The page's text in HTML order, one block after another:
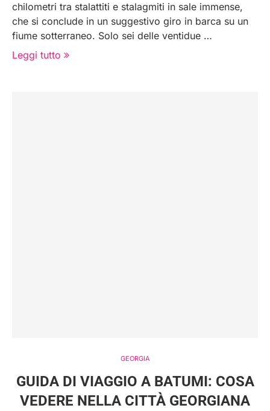
chilometri tra stalattiti e stalagmiti in sale immense,
che si conclude in un suggestivo giro in barca su un
fiume sotterraneo. Solo sei delle ventidue …
Leggi tutto
GEORGIA
GUIDA DI VIAGGIO A BATUMI: COSA
VEDERE NELLA CITTÀ GEORGIANA